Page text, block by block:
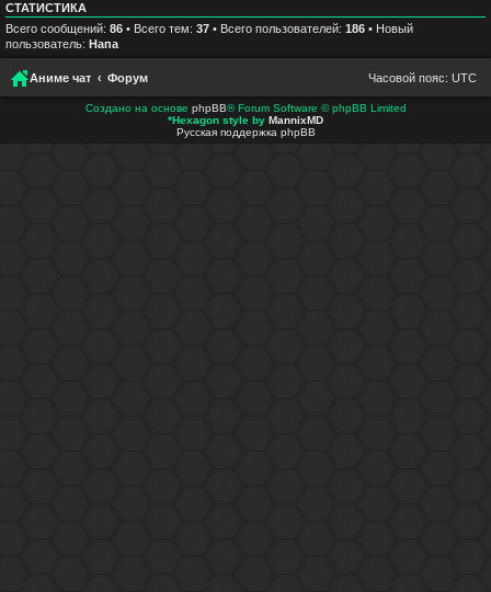
СТАТИСТИКА
Всего сообщений: 86 • Всего тем: 37 • Всего пользователей: 186 • Новый
пользователь: Напа
Аниме чат Форум Часовой пояс: UTC
Создано на основе phpBB® Forum Software © phpBB Limited
*Hexagon style by MannixMD
Русская поддержка phpBB